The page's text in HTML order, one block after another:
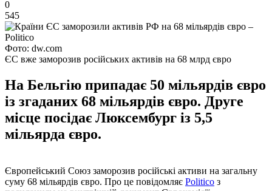
0
545
Фото: dw.com
ЄС вже заморозив російських активів на 68 млрд євро
На Бельгію припадає 50 мільярдів євро
із згаданих 68 мільярдів євро. Друге
місце посідає Люксембург із 5,5
мільярда євро.
Європейський Союз заморозив російські активи на загальну
суму 68 мільярдів євро. Про це повідомляє Politico з